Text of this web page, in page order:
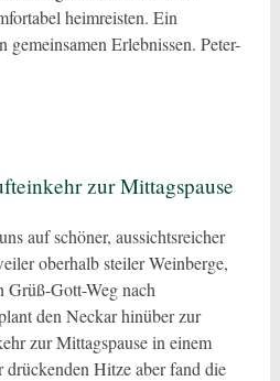
heimreisten. Ein
gemeinsamen Erlebnissen. Peter-
zur Mittagspause
auf schöner, aussichtsreicher
oberhalb steiler Weinberge,
Grüß-Gott-Weg nach
den Neckar hinüber zur
zur Mittagspause in einem
Hitze aber fand die